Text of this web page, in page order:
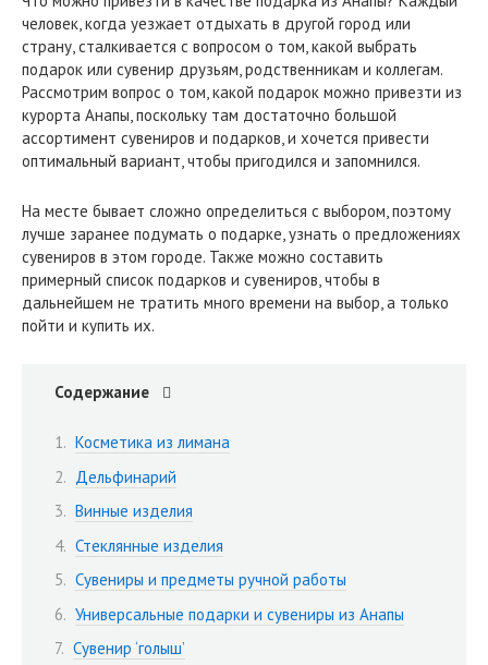
человек, когда уезжает отдыхать в другой город или
страну, сталкивается с вопросом о том, какой выбрать
подарок или сувенир друзьям, родственникам и коллегам.
Рассмотрим вопрос о том, какой подарок можно привезти из
курорта Анапы, поскольку там достаточно большой
ассортимент сувениров и подарков, и хочется привести
оптимальный вариант, чтобы пригодился и запомнился.
На месте бывает сложно определиться с выбором, поэтому
лучше заранее подумать о подарке, узнать о предложениях
сувениров в этом городе. Также можно составить
примерный список подарков и сувениров, чтобы в
дальнейшем не тратить много времени на выбор, а только
пойти и купить их.
Содержание
Косметика из лимана
Дельфинарий
Винные изделия
Стеклянные изделия
Сувениры и предметы ручной работы
Универсальные подарки и сувениры из Анапы
Сувенир ‘голыш’